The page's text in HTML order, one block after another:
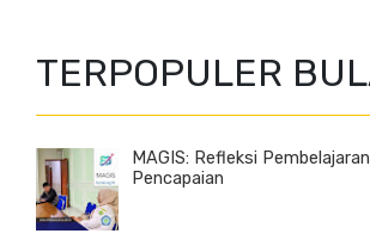
TERPOPULER
MAGIS: Refleksi
Pencapaian